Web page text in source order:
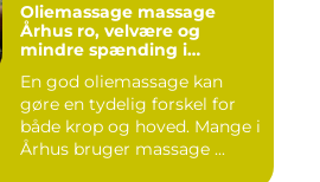
Oliemassage massage
Århus ro, velvære og
mindre spænding i
En god oliemassage kan
gøre en tydelig forskel for
både krop og hoved. Mange i
Århus bruger massage ...